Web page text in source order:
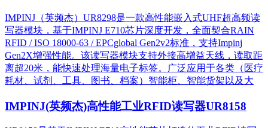
IMPINJ（英频杰）UR8298是一款高性能嵌入式UHF超高频读
写器模块，基于IMPINJ E710芯片深度开发，全面契合RAIN
RFID / ISO 18000-63 / EPCglobal Gen2v2标准，支持Impinj
Gen2X增强性能。该读写器模块支持外接高增益天线，读取距
离超20米，能快速处理海量电子标签。广泛应用于各类（医疗
耗材、试剂、工具、图书、档案）智能柜、智能货架以及大
IMPINJ(英频杰)高性能工业RFID读写器UR8158